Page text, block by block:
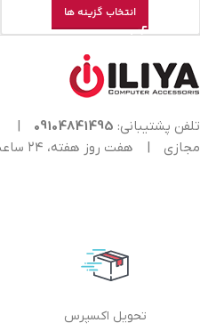
انتخاب گزینه ها
تلفن پشتیبانی: 09104841495
|
مجازی
| هفت روز هفته، ۲۴ ساعت شبانه‌روز پاسخگوی شما هستیم.
تحویل اکسپرس